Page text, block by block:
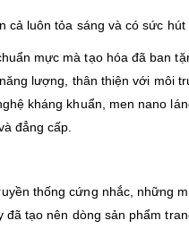
cả luôn tỏa sáng và có sức
mực mà tạo hóa đã ban
lượng, thân thiện với môi
kháng khuẩn, men nano
đẳng cấp.
thống cứng nhắc, những
tạo nên dòng sản phẩm